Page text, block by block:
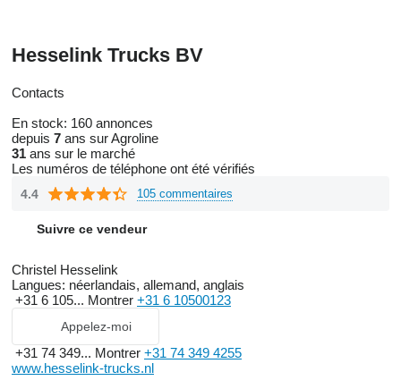
Hesselink Trucks BV
Contacts
En stock: 160 annonces
depuis 7 ans sur Agroline
31 ans sur le marché
Les numéros de téléphone ont été vérifiés
4.4 105 commentaires
Suivre ce vendeur
Christel Hesselink
Langues: néerlandais, allemand, anglais
+31 6 105... Montrer +31 6 10500123
Appelez-moi
+31 74 349... Montrer +31 74 349 4255
www.hesselink-trucks.nl